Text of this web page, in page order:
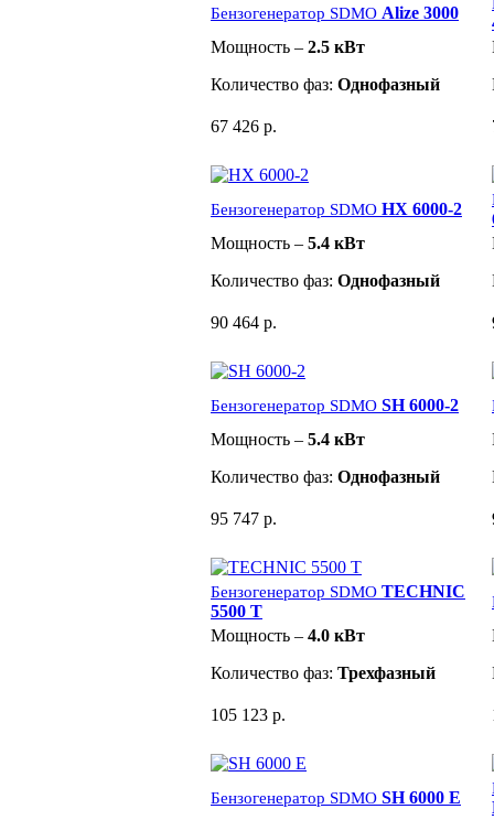
Бензогенератор SDMO Alize 3000
Мощность – 2.5 кВт
Количество фаз: Однофазный
67 426 р.
Бензогенератор SDMO HX 6000-2
Мощность – 5.4 кВт
Количество фаз: Однофазный
90 464 р.
Бензогенератор SDMO SH 6000-2
Мощность – 5.4 кВт
Количество фаз: Однофазный
95 747 р.
Бензогенератор SDMO TECHNIC
5500 T
Мощность – 4.0 кВт
Количество фаз: Трехфазный
105 123 р.
Бензогенератор SDMO SH 6000 E